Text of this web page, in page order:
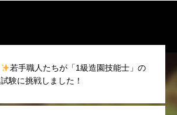
若手職人たちが「1級造園技能士」の
試験に挑戦しました！